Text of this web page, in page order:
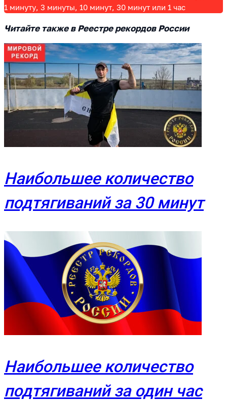
1 минуту, 3 минуты, 10 минут, 30 минут или 1 час
Читайте также в Реестре рекордов России
Наибольшее количество
подтягиваний за 30 минут
Наибольшее количество
подтягиваний за один час